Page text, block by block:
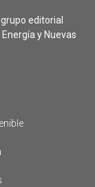
editorial
y Nuevas